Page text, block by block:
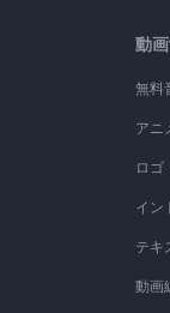
動
無料
アニ
ロゴ
イン
テキ
動画